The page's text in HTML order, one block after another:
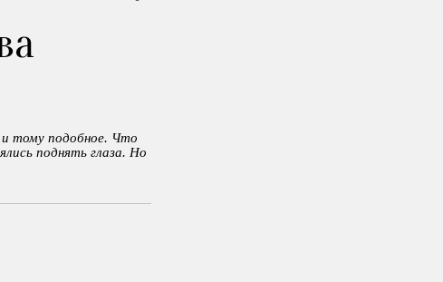
и тому подобное. Что
поднять глаза. Но